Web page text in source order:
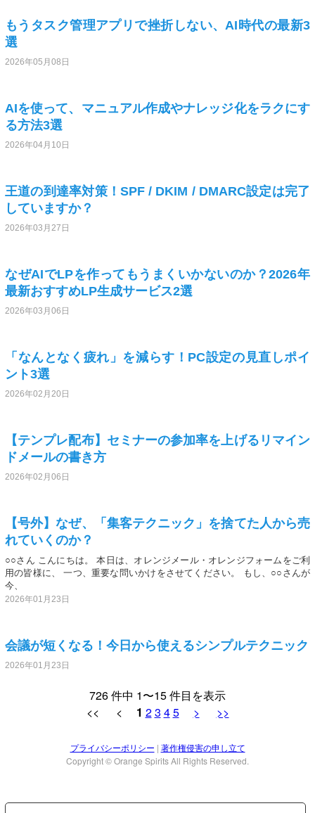
もうタスク管理アプリで挫折しない、AI時代の最新3
選
2026年05月08日
AIを使って、マニュアル作成やナレッジ化をラクにす
る方法3選
2026年04月10日
王道の到達率対策！SPF / DKIM / DMARC設定は完了
していますか？
2026年03月27日
なぜAIでLPを作ってもうまくいかないのか？2026年
最新おすすめLP生成サービス2選
2026年03月06日
「なんとなく疲れ」を減らす！PC設定の見直しポイ
ント3選
2026年02月20日
【テンプレ配布】セミナーの参加率を上げるリマイン
ドメールの書き方
2026年02月06日
【号外】なぜ、「集客テクニック」を捨てた人から売
れていくのか？
○○さん こんにちは。 本日は、オレンジメール・オレンジフォームをご利
用の皆様に、 一つ、重要な問いかけをさせてください。 もし、○○さんが
今、
2026年01月23日
会議が短くなる！今日から使えるシンプルテクニック
2026年01月23日
726 件中 1〜15 件目を表示
<< < 1 23 45 > >>
プライバシーポリシー | 著作権侵害の申し立て
Copyright © Orange Spirits All Rights Reserved.